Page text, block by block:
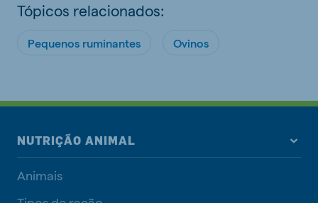
Tópicos relacionados:
Pequenos ruminantes Ovinos
NUTRIÇÃO ANIMAL
Animais